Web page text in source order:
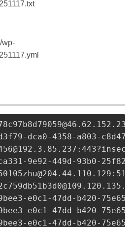
wp-
dca0-4358-a803-
9e92-449d-93b0-
e0c1-47dd-b420-
e0c1-47dd-b420-
e0c1-47dd-b420-